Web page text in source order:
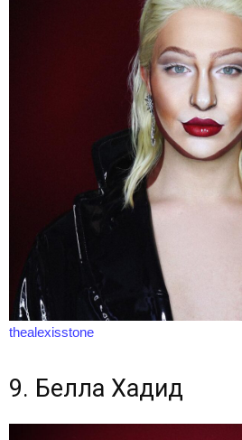
thealexisstone
9. Белла Хадид